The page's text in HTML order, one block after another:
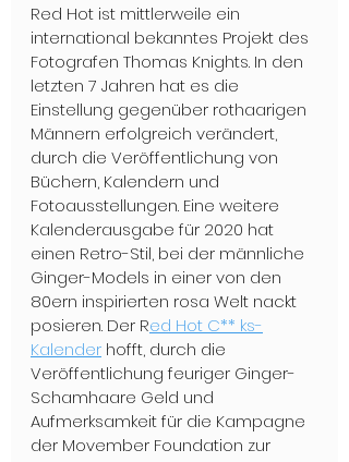
Red Hot ist mittlerweile ein
international bekanntes Projekt des
Fotografen Thomas Knights. In den
letzten 7 Jahren hat es die
Einstellung gegenüber rothaarigen
Männern erfolgreich verändert,
durch die Veröffentlichung von
Büchern, Kalendern und
Fotoausstellungen. Eine weitere
Kalenderausgabe für 2020 hat
einen Retro-Stil, bei der männliche
Ginger-Models in einer von den
80ern inspirierten rosa Welt nackt
posieren. Der Red Hot C** ks-
Kalender hofft, durch die
Veröffentlichung feuriger Ginger-
Schamhaare Geld und
Aufmerksamkeit für die Kampagne
der Movember Foundation zur